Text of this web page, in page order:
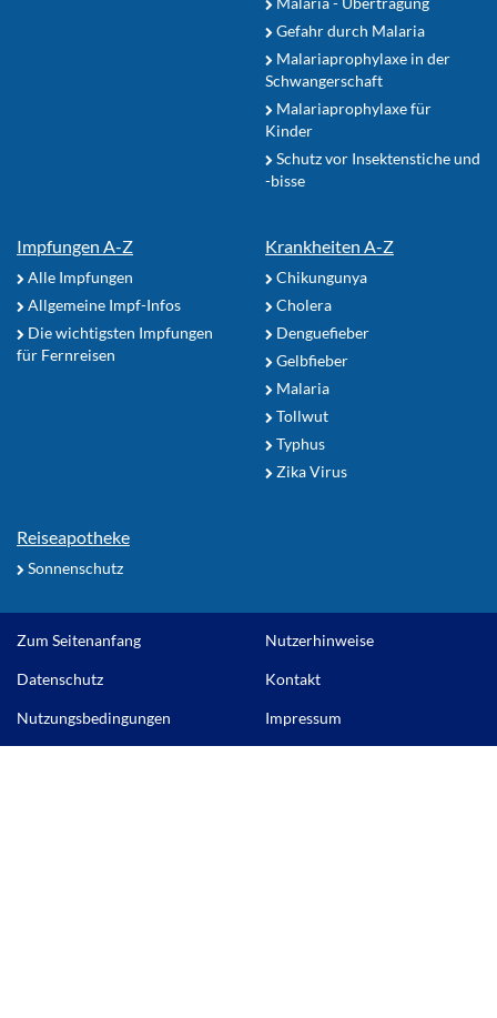
Gefahr durch Malaria
Malariaprophylaxe in der
Schwangerschaft
Malariaprophylaxe für
Kinder
Schutz vor Insektenstiche und
-bisse
Impfungen A-Z
Alle Impfungen
Allgemeine Impf-Infos
Die wichtigsten Impfungen
für Fernreisen
Krankheiten A-Z
Chikungunya
Cholera
Denguefieber
Gelbfieber
Malaria
Tollwut
Typhus
Zika Virus
Reiseapotheke
Sonnenschutz
Zum Seitenanfang Nutzerhinweise
Datenschutz Kontakt
Nutzungsbedingungen Impressum